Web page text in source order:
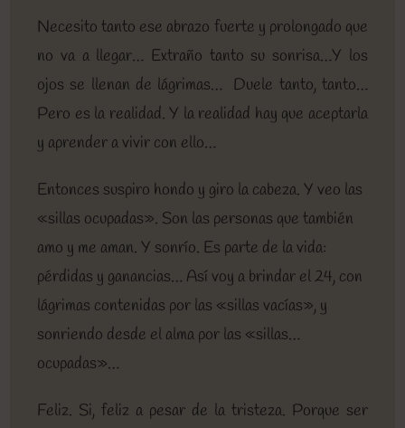
Necesito tanto ese abrazo fuerte y prolongado que
no va a llegar… Extraño tanto su sonrisa…Y los
ojos se llenan de lágrimas… Duele tanto, tanto…
Pero es la realidad. Y la realidad hay que aceptarla
y aprender a vivir con ello…
Entonces suspiro hondo y giro la cabeza. Y veo las
«sillas ocupadas». Son las personas que también
amo y me aman. Y sonrío. Es parte de la vida:
pérdidas y ganancias… Así voy a brindar el 24, con
lágrimas contenidas por las «sillas vacías», y
sonriendo desde el alma por las «sillas…
ocupadas»…
Feliz. Si, feliz a pesar de la tristeza. Porque ser